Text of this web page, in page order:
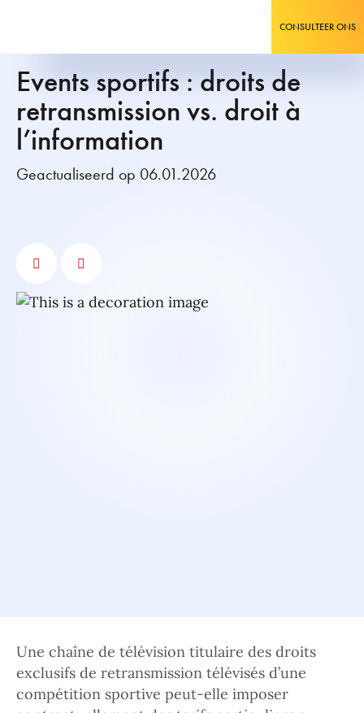
CONSULTEER ONS
Events sportifs : droits de
retransmission vs. droit à
l’information
Geactualiseerd op 06.01.2026
Une chaîne de télévision titulaire des droits
exclusifs de retransmission télévisés d’une
compétition sportive peut-elle imposer